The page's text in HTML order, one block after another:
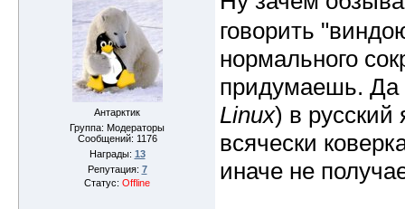
Антарктик
Группа: Модераторы
Сообщений: 1176
Награды: 13
Репутация: 7
Статус: Offline
говорить
нормального
придумаешь.
Linux) в русский
всячески
иначе не